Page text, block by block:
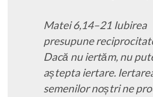
Matei 6,14–21 Iubirea
presupune
Dacă nu iertăm, nu
aștepta iertare.
semenilor noștri ne